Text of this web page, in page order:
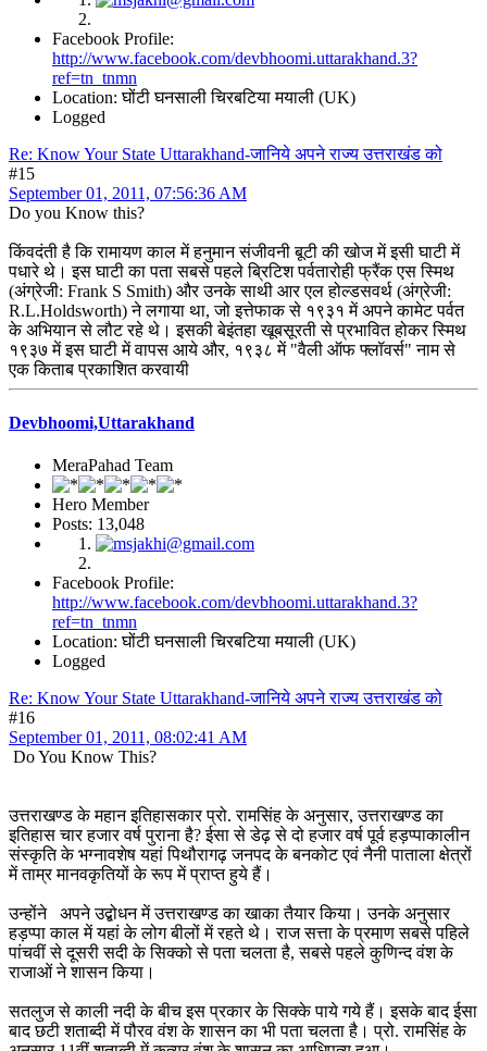
Facebook Profile:
http://www.facebook.com/devbhoomi.uttarakhand.3?
ref=tn_tnmn
Location: घोंटी घनसाली चिरबटिया मयाली (UK)
Logged
Re: Know Your State Uttarakhand-जानिये अपने राज्य उत्तराखंड को
#15
September 01, 2011, 07:56:36 AM
Do you Know this?
किंवदंती है कि रामायण काल में हनुमान संजीवनी बूटी की खोज में इसी घाटी में
पधारे थे। इस घाटी का पता सबसे पहले ब्रिटिश पर्वतारोही फ्रैंक एस स्मिथ
(अंग्रेजी: Frank S Smith) और उनके साथी आर एल होल्डसवर्थ (अंग्रेजी:
R.L.Holdsworth) ने लगाया था, जो इत्तेफाक से १९३१ में अपने कामेट पर्वत
के अभियान से लौट रहे थे। इसकी बेइंतहा खूबसूरती से प्रभावित होकर स्मिथ
१९३७ में इस घाटी में वापस आये और, १९३८ में "वैली ऑफ फ्लॉवर्स" नाम से
एक किताब प्रकाशित करवायी
Devbhoomi,Uttarakhand
MeraPahad Team
Hero Member
Posts: 13,048
Facebook Profile:
http://www.facebook.com/devbhoomi.uttarakhand.3?
ref=tn_tnmn
Location: घोंटी घनसाली चिरबटिया मयाली (UK)
Logged
Re: Know Your State Uttarakhand-जानिये अपने राज्य उत्तराखंड को
#16
September 01, 2011, 08:02:41 AM
Do You Know This?
उत्तराखण्ड के महान इतिहासकार प्रो. रामसिंह के अनुसार, उत्तराखण्ड का
इतिहास चार हजार वर्ष पुराना है? ईसा से डेढ़ से दो हजार वर्ष पूर्व हड़प्पाकालीन
संस्कृति के भग्नावशेष यहां पिथौरागढ़ जनपद के बनकोट एवं नैनी पाताला क्षेत्रों
में ताम्र मानवकृतियों के रूप में प्राप्त हुये हैं।
उन्होंने अपने उद्बोधन में उत्तराखण्ड का खाका तैयार किया। उनके अनुसार
हड़प्पा काल में यहां के लोग बीलों में रहते थे। राज सत्ता के प्रमाण सबसे पहिले
पांचवीं से दूसरी सदी के सिक्को से पता चलता है, सबसे पहले कुणिन्द वंश के
राजाओं ने शासन किया।
सतलुज से काली नदी के बीच इस प्रकार के सिक्के पाये गये हैं। इसके बाद ईसा
बाद छटी शताब्दी में पौरव वंश के शासन का भी पता चलता है। प्रो. रामसिंह के